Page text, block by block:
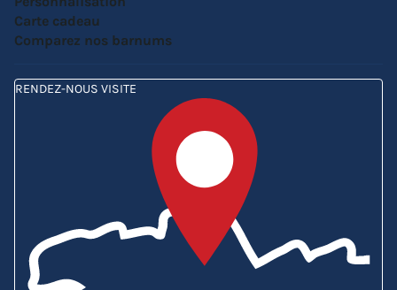
Carte cadeau
Comparez nos barnums
RENDEZ-NOUS VISITE